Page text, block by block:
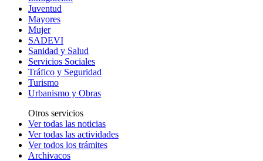
Juventud
Mayores
Mujer
SADEVI
Sanidad y Salud
Servicios Sociales
Tráfico y Seguridad
Turismo
Urbanismo y Obras
Otros servicios
Ver todas las noticias
Ver todas las actividades
Ver todos los trámites
Archivacos